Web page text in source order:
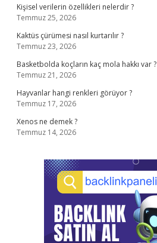
Kişisel verilerin özellikleri nelerdir ?
Temmuz 25, 2026
Kaktüs çürümesi nasıl kurtarılır ?
Temmuz 23, 2026
Basketbolda koçların kaç mola hakkı var ?
Temmuz 21, 2026
Hayvanlar hangi renkleri görüyor ?
Temmuz 17, 2026
Xenos ne demek ?
Temmuz 14, 2026